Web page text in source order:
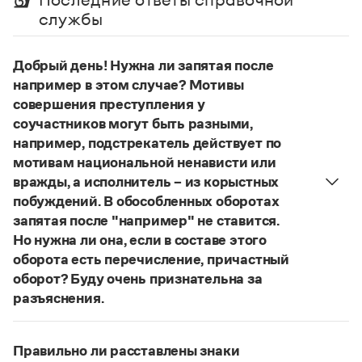
Словари русского языка как государственного
Справочники
Правила русской орфографии и пунктуации
Русский язык. Краткий теоретический курс
для школьников
Письмовник
Словарь-справочник трудностей
Справочник по фразеологии
Азбучные истины
Словарь-справочник непростые слова
Все справочники портала
Журнал
Новости и события
Управление в русском языке
Словарь русских имён
Правила русской орфографии и пунктуации
(1956)
службы
Добрый день! Нужна ли запятая после
например в этом случае? Мотивы
совершения преступления у
соучастников могут быть разными,
например, подстрекатель действует по
мотивам национальной ненависти или
вражды, а исполнитель – из корыстных
побуждений. В обособленных оборотах
запятая после "например" не ставится.
Но нужна ли она, если в составе этого
оборота есть перечисление, причастный
оборот? Буду очень признательна за
разъяснения.
В § 94«Правил русской орфографии и пунктуации»
слова и сочетания слов, стоящие на границе
Правильно ли расставлены знаки